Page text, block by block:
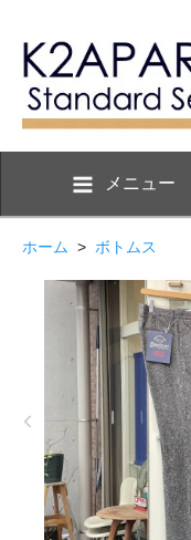
メニュー
ホーム > ボトムス